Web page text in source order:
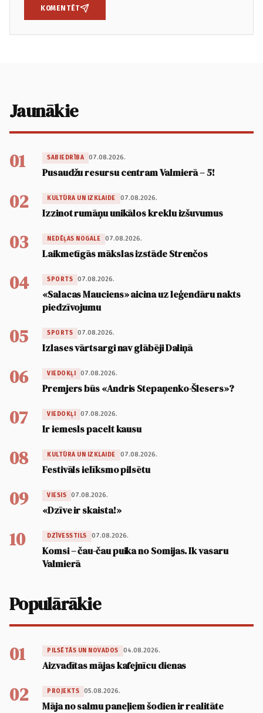
KOMENTĒT
Jaunākie
01 SABIEDRĪBA 07.08.2026.
Pusaudžu resursu centram Valmierā – 5!
02 KULTŪRA UN IZKLAIDE 07.08.2026.
Izzinot rumāņu unikālos kreklu izšuvumus
03 NEDĒĻAS NOGALE 07.08.2026.
Laikmetīgās mākslas izstāde Strenčos
04 SPORTS 07.08.2026.
«Salacas Mauciens» aicina uz leģendāru nakts
piedzīvojumu
05 SPORTS 07.08.2026.
Izlases vārtsargi nav glābēji Daliņā
06 VIEDOKĻI 07.08.2026.
Premjers būs «Andris Stepaņenko-Šlesers»?
07 VIEDOKĻI 07.08.2026.
Ir iemesls pacelt kausu
08 KULTŪRA UN IZKLAIDE 07.08.2026.
Festivāls ielīksmo pilsētu
09 VIESIS 07.08.2026.
«Dzīve ir skaista!»
10 DZĪVESSTILS 07.08.2026.
Komsi – čau-čau puika no Somijas. Ik vasaru
Valmierā
Populārākie
01 PILSĒTĀS UN NOVADOS 04.08.2026.
Aizvadītas mājas kafejnīcu dienas
02 PROJEKTS 05.08.2026.
Māja no salmu paneļiem šodien ir realitāte